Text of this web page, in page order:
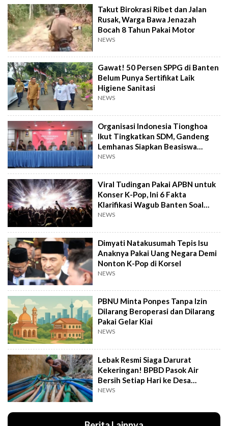
Takut Birokrasi Ribet dan Jalan
Rusak, Warga Bawa Jenazah
Bocah 8 Tahun Pakai Motor
NEWS
Gawat! 50 Persen SPPG di Banten
Belum Punya Sertifikat Laik
Higiene Sanitasi
NEWS
Organisasi Indonesia Tionghoa
Ikut Tingkatkan SDM, Gandeng
Lemhanas Siapkan Beasiswa
Hingga S3
NEWS
Viral Tudingan Pakai APBN untuk
Konser K-Pop, Ini 6 Fakta
Klarifikasi Wagub Banten Soal
Putrinya
NEWS
Dimyati Natakusumah Tepis Isu
Anaknya Pakai Uang Negara Demi
Nonton K-Pop di Korsel
NEWS
PBNU Minta Ponpes Tanpa Izin
Dilarang Beroperasi dan Dilarang
Pakai Gelar Kiai
NEWS
Lebak Resmi Siaga Darurat
Kekeringan! BPBD Pasok Air
Bersih Setiap Hari ke Desa
Pelosok
NEWS